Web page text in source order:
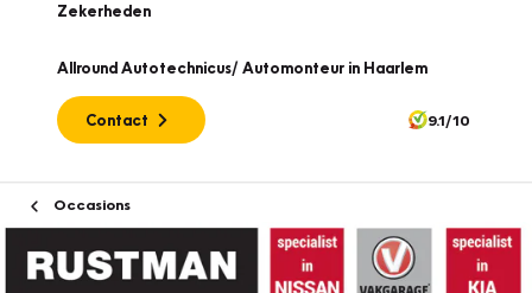
Zekerheden
Allround Autotechnicus/ Automonteur in Haarlem
Contact 9.1/10
Occasions